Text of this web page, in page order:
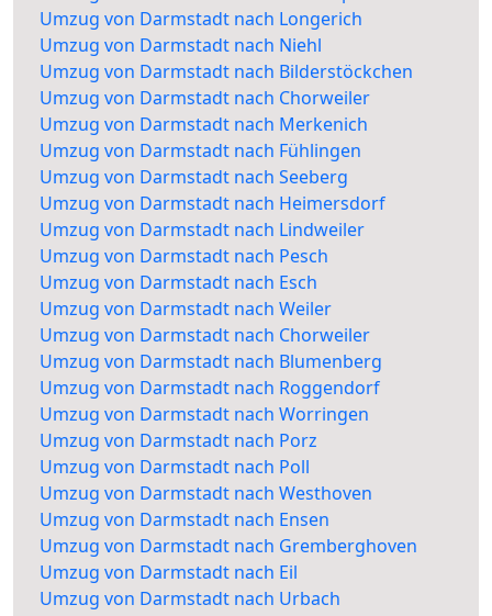
Umzug von Darmstadt nach Longerich
Umzug von Darmstadt nach Niehl
Umzug von Darmstadt nach Bilderstöckchen
Umzug von Darmstadt nach Chorweiler
Umzug von Darmstadt nach Merkenich
Umzug von Darmstadt nach Fühlingen
Umzug von Darmstadt nach Seeberg
Umzug von Darmstadt nach Heimersdorf
Umzug von Darmstadt nach Lindweiler
Umzug von Darmstadt nach Pesch
Umzug von Darmstadt nach Esch
Umzug von Darmstadt nach Weiler
Umzug von Darmstadt nach Chorweiler
Umzug von Darmstadt nach Blumenberg
Umzug von Darmstadt nach Roggendorf
Umzug von Darmstadt nach Worringen
Umzug von Darmstadt nach Porz
Umzug von Darmstadt nach Poll
Umzug von Darmstadt nach Westhoven
Umzug von Darmstadt nach Ensen
Umzug von Darmstadt nach Gremberghoven
Umzug von Darmstadt nach Eil
Umzug von Darmstadt nach Urbach